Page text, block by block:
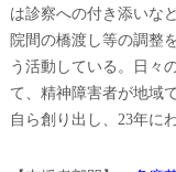
は診察への付き添いな
院間の橋渡し等の調整
う活動している。日々
て、精神障害者が地域
自ら創り出し、23年に